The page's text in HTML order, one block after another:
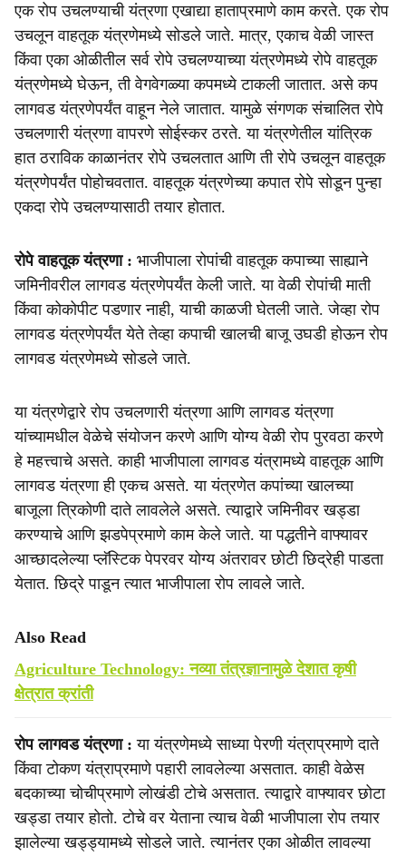
एक रोप उचलण्याची यंत्रणा एखाद्या हाताप्रमाणे काम करते. एक रोप
उचलून वाहतूक यंत्रणेमध्ये सोडले जाते. मात्र, एकाच वेळी जास्त
किंवा एका ओळीतील सर्व रोपे उचलण्याच्या यंत्रणेमध्ये रोपे वाहतूक
यंत्रणेमध्ये घेऊन, ती वेगवेगळ्या कपमध्ये टाकली जातात. असे कप
लागवड यंत्रणेपर्यंत वाहून नेले जातात. यामुळे संगणक संचालित रोपे
उचलणारी यंत्रणा वापरणे सोईस्कर ठरते. या यंत्रणेतील यांत्रिक
हात ठराविक काळानंतर रोपे उचलतात आणि ती रोपे उचलून वाहतूक
यंत्रणेपर्यंत पोहोचवतात. वाहतूक यंत्रणेच्या कपात रोपे सोडून पुन्हा
एकदा रोपे उचलण्यासाठी तयार होतात.
रोपे वाहतूक यंत्रणा : भाजीपाला रोपांची वाहतूक कपाच्या साह्याने
जमिनीवरील लागवड यंत्रणेपर्यंत केली जाते. या वेळी रोपांची माती
किंवा कोकोपीट पडणार नाही, याची काळजी घेतली जाते. जेव्हा रोप
लागवड यंत्रणेपर्यंत येते तेव्हा कपाची खालची बाजू उघडी होऊन रोप
लागवड यंत्रणेमध्ये सोडले जाते.
या यंत्रणेद्वारे रोप उचलणारी यंत्रणा आणि लागवड यंत्रणा
यांच्यामधील वेळेचे संयोजन करणे आणि योग्य वेळी रोप पुरवठा करणे
हे महत्त्वाचे असते. काही भाजीपाला लागवड यंत्रामध्ये वाहतूक आणि
लागवड यंत्रणा ही एकच असते. या यंत्रणेत कपांच्या खालच्या
बाजूला त्रिकोणी दाते लावलेले असते. त्याद्वारे जमिनीवर खड्डा
करण्याचे आणि झडपेप्रमाणे काम केले जाते. या पद्धतीने वाफ्यावर
आच्छादलेल्या प्लॅस्टिक पेपरवर योग्य अंतरावर छोटी छिद्रेही पाडता
येतात. छिद्रे पाडून त्यात भाजीपाला रोप लावले जाते.
Also Read
Agriculture Technology: नव्या तंत्रज्ञानामुळे देशात कृषी
क्षेत्रात क्रांती
रोप लागवड यंत्रणा : या यंत्रणेमध्ये साध्या पेरणी यंत्राप्रमाणे दाते
किंवा टोकण यंत्राप्रमाणे पहारी लावलेल्या असतात. काही वेळेस
बदकाच्या चोचीप्रमाणे लोखंडी टोचे असतात. त्याद्वारे वाफ्यावर छोटा
खड्डा तयार होतो. टोचे वर येताना त्याच वेळी भाजीपाला रोप तयार
झालेल्या खड्ड्यामध्ये सोडले जाते. त्यानंतर एका ओळीत लावल्या